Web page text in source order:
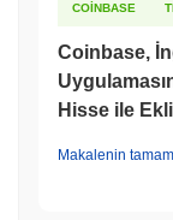
COINBASE
Coinbase,
Hisse ile
Makalenin